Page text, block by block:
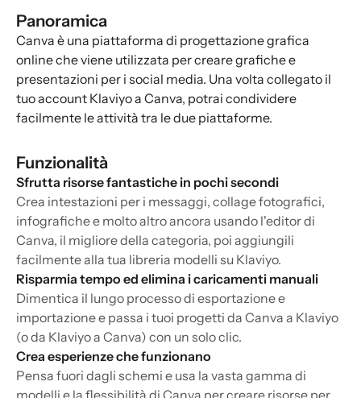
Panoramica
Canva è una piattaforma di progettazione grafica
online che viene utilizzata per creare grafiche e
presentazioni per i social media. Una volta collegato il
tuo account Klaviyo a Canva, potrai condividere
facilmente le attività tra le due piattaforme.
Funzionalità
Sfrutta risorse fantastiche in pochi secondi
Crea intestazioni per i messaggi, collage fotografici,
infografiche e molto altro ancora usando l'editor di
Canva, il migliore della categoria, poi aggiungili
facilmente alla tua libreria modelli su Klaviyo.
Risparmia tempo ed elimina i caricamenti manuali
Dimentica il lungo processo di esportazione e
importazione e passa i tuoi progetti da Canva a Klaviyo
(o da Klaviyo a Canva) con un solo clic.
Crea esperienze che funzionano
Pensa fuori dagli schemi e usa la vasta gamma di